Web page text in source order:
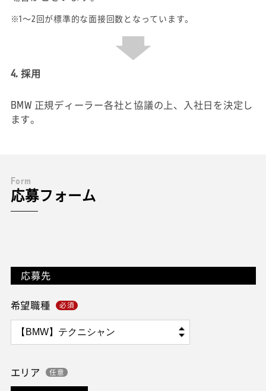
※1～2回が標準的な面接回数となっています。
4. 採用
BMW 正規ディーラー各社と協議の上、入社日を決定し
ます。
Form
応募フォーム
応募先
希望職種
エリア